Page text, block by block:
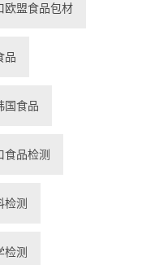
欧盟食品包材
品
国食品
食品检测
检测
检测